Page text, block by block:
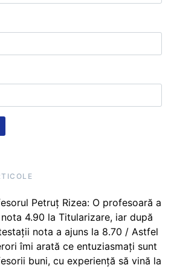
Petruț Rizea: O profesoară a
4.90 la Titularizare, iar după
nota a ajuns la 8.70 / Astfel
îmi arată ce entuziasmați sunt
buni, cu experiență să vină la